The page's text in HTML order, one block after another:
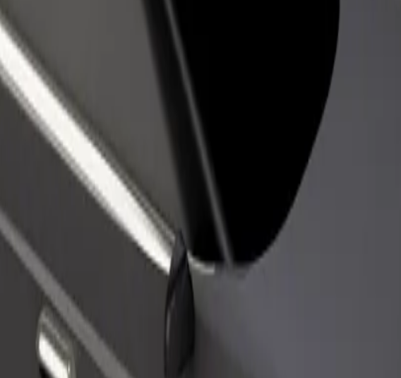
un restaurante o tienda
a más clientes y maximizá tus
Bolt para empresas
Productos y servicios
tu empresa
Centre
Centre? Explorá nuestros servicios y encontrá la opción perfecta para tu viaje.
Descargá la app de Bolt